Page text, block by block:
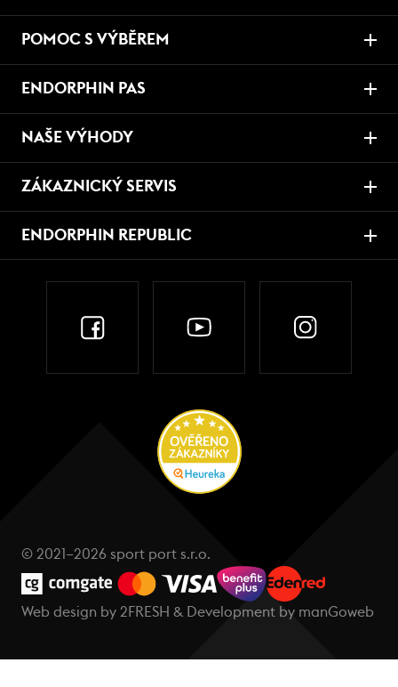
POMOC S VÝBĚREM
ENDORPHIN PAS
NAŠE VÝHODY
ZÁKAZNICKÝ SERVIS
ENDORPHIN REPUBLIC
© 2021–2026 sport port s.r.o.
Web design by 2FRESH & Development by manGoweb